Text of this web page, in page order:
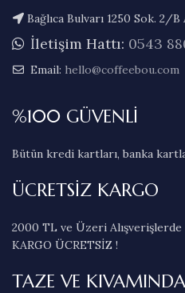
Bağlıca Bulvarı 1250 Sok. 2/B
İletişim Hattı: 0543
Email: hello@coffeebou.com
%100 GÜVENLİ
Bütün kredi kartları, banka
ÜCRETSİZ KARGO
2000 TL ve Üzeri Alışverişlerde
KARGO ÜCRETSİZ !
TAZE VE KIVAMINDA